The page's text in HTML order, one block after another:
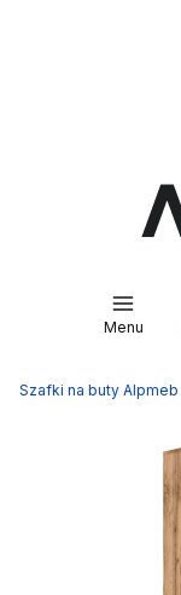
Menu
Szafki na buty Alpmeb